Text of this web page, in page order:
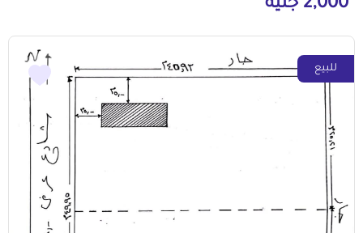
2,000 جنيه
للبيع